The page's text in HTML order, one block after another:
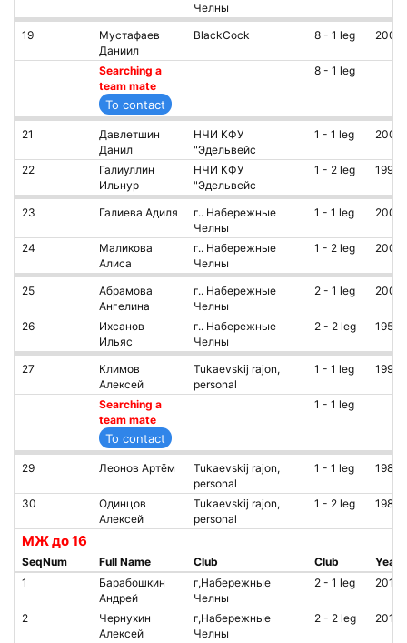
Челны
19
Мустафаев
Даниил
BlackCock 8 - 1 leg 2006
Searching a
team mate
8 - 1 leg
21
Давлетшин
Данил
НЧИ КФУ
"Эдельвейс
1 - 1 leg 2005
22
Галиуллин
Ильнур
НЧИ КФУ
"Эдельвейс
1 - 2 leg 1990
23 Галиева Адиля
г.. Набережные
Челны
1 - 1 leg 2009
24
Маликова
Алиса
г.. Набережные
Челны
1 - 2 leg 2009
25
Абрамова
Ангелина
г.. Набережные
Челны
2 - 1 leg 2007
26
Ихсанов
Ильяс
г.. Набережные
Челны
2 - 2 leg 1959
27
Климов
Алексей
Tukaevskij rajon,
personal
1 - 1 leg 1999
Searching a
team mate
1 - 1 leg
29 Леонов Артём
Tukaevskij rajon,
personal
1 - 1 leg 1985
30
Одинцов
Алексей
Tukaevskij rajon,
personal
1 - 2 leg 1987
МЖ до 16
SeqNum Full Name Club Club
Year
1
Барабошкин
Андрей
г,Набережные
Челны
2 - 1 leg 2012
2
Чернухин
Алексей
г,Набережные
Челны
2 - 2 leg 2012